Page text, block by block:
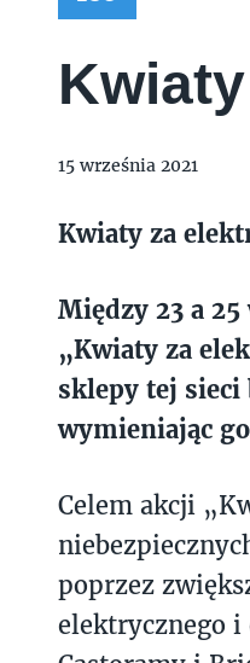
15 września 2021
Kwiaty za
Między 23 a
„Kwiaty za
sklepy tej sieci
wymieniając
Celem akcji
poprzez
elektrycznego i